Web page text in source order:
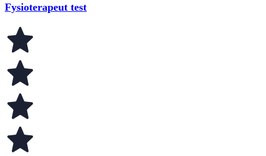
Fysioterapeut test